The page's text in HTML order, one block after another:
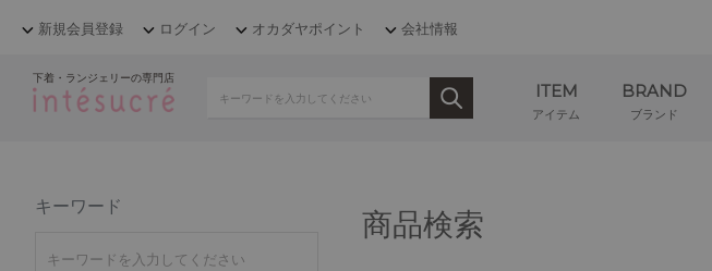
新規会員登録 ログイン オカダヤポイント 会社情報
下着・ランジェリーの専門店
ITEM
アイテム
BRAND
ブランド
キーワード
商品検索